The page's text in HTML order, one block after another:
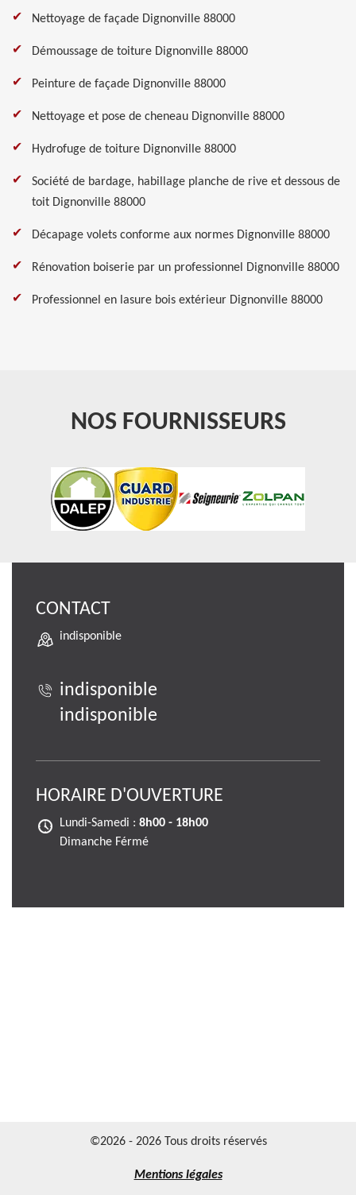
Nettoyage de façade Dignonville 88000
Démoussage de toiture Dignonville 88000
Peinture de façade Dignonville 88000
Nettoyage et pose de cheneau Dignonville 88000
Hydrofuge de toiture Dignonville 88000
Société de bardage, habillage planche de rive et dessous de
toit Dignonville 88000
Décapage volets conforme aux normes Dignonville 88000
Rénovation boiserie par un professionnel Dignonville 88000
Professionnel en lasure bois extérieur Dignonville 88000
NOS FOURNISSEURS
CONTACT
indisponible
indisponible
indisponible
HORAIRE D'OUVERTURE
Lundi-Samedi : 8h00 - 18h00
Dimanche Férmé
©2026 - 2026 Tous droits réservés
Mentions légales